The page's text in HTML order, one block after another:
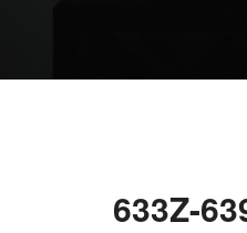
633Z-